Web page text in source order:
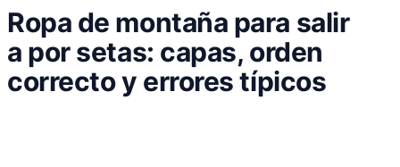
Ropa de montaña para salir
a por setas: capas, orden
correcto y errores típicos